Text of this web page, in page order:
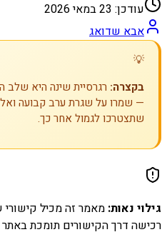
עודכן: 23 במאי 2026
אבא שדואג
💡
בקצרה:
— שמרו על שגרת ערב קבועה
שתצטרכו לגמול אחר כך.
גילוי נאות: מאמר זה מכיל קישורי
רכישה דרך הקישורים תומכת